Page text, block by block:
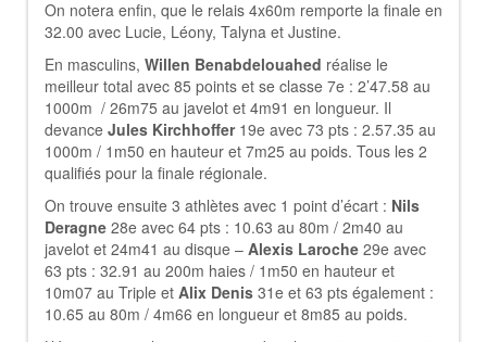
On notera enfin, que le relais 4x60m remporte la finale en
32.00 avec Lucie, Léony, Talyna et Justine.
En masculins, Willen Benabdelouahed réalise le
meilleur total avec 85 points et se classe 7e : 2’47.58 au
1000m / 26m75 au javelot et 4m91 en longueur. Il
devance Jules Kirchhoffer19e avec 73 pts : 2.57.35 au
1000m / 1m50 en hauteur et 7m25 au poids. Tous les 2
qualifiés pour la finale régionale.
On trouve ensuite 3 athlètes avec 1 point d’écart : Nils
Deragne 28e avec 64 pts : 10.63 au 80m / 2m40 au
javelot et 24m41 au disque – Alexis Laroche 29e avec
63 pts : 32.91 au 200m haies / 1m50 en hauteur et
10m07 au Triple et Alix Denis 31e et 63 pts également :
10.65 au 80m / 4m66 en longueur et 8m85 au poids.